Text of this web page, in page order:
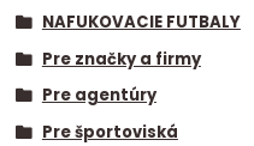
NAFUKOVACIE FUTBALY
Pre značky a firmy
Pre agentúry
Pre športoviská